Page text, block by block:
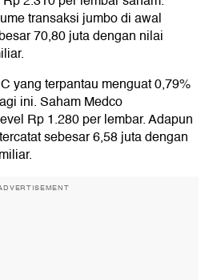
transaksi jumbo di awal
70,80 juta dengan nilai
yang terpantau menguat 0,79%
ini. Saham Medco
Rp 1.280 per lembar. Adapun
sebesar 6,58 juta dengan